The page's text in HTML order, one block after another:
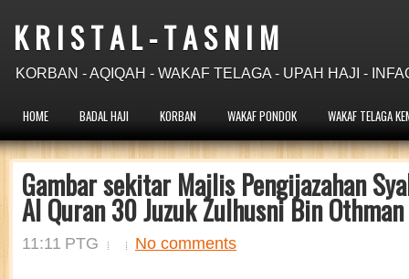
K R I S T A L - T A S N I M
KORBAN - AQIQAH - WAKAF TELAGA - UPAH HAJI -
HOME BADAL HAJI KORBAN WAKAF PONDOK WAKAF TELAGA
Gambar sekitar Majlis Pengijazahan
Al Quran 30 Juzuk Zulhusni Bin Othman
11:11 PTG No comments